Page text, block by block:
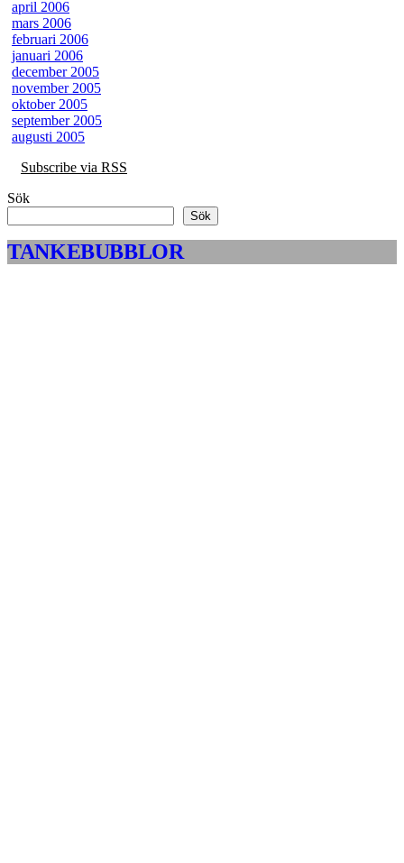
april 2006
mars 2006
februari 2006
januari 2006
december 2005
november 2005
oktober 2005
september 2005
augusti 2005
Subscribe via RSS
Sök
Sök
TANKEBUBBLOR